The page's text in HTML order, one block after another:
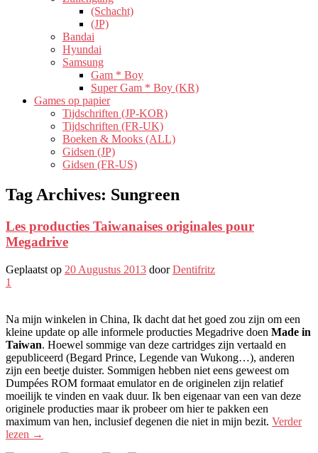
(Schacht)
(JP)
Bandai
Hyundai
Samsung
Gam * Boy
Super Gam * Boy (KR)
Games op papier
Tijdschriften (JP-KOR)
Tijdschriften (FR-UK)
Boeken & Mooks (ALL)
Gidsen (JP)
Gidsen (FR-US)
Tag Archives: Sungreen
Les producties Taiwanaises originales pour
Megadrive
Geplaatst op 20 Augustus 2013 doorDentifritz
1
Na mijn winkelen in China, Ik dacht dat het goed zou zijn om een ​​
kleine update op alle informele producties Megadrive doen Made in
Taiwan. Hoewel sommige van deze cartridges zijn vertaald en
gepubliceerd (Begard Prince, Legende van Wukong…), anderen
zijn een beetje duister. Sommigen hebben niet eens geweest om
Dumpées ROM formaat emulator en de originelen zijn relatief
moeilijk te vinden en vaak duur. Ik ben eigenaar van een van deze
originele producties maar ik probeer om hier te pakken een
maximum van hen, inclusief degenen die niet in mijn bezit. Verder
lezen →